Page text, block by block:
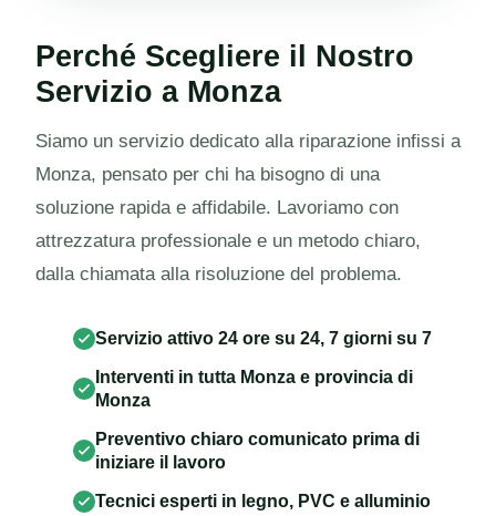
Perché Scegliere il Nostro
Servizio a Monza
Siamo un servizio dedicato alla riparazione infissi a
Monza, pensato per chi ha bisogno di una
soluzione rapida e affidabile. Lavoriamo con
attrezzatura professionale e un metodo chiaro,
dalla chiamata alla risoluzione del problema.
Servizio attivo 24 ore su 24, 7 giorni su 7
Interventi in tutta Monza e provincia di
Monza
Preventivo chiaro comunicato prima di
iniziare il lavoro
Tecnici esperti in legno, PVC e alluminio